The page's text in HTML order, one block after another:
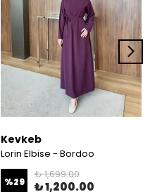
Kevkeb
Lorin Elbise - Bordoo
%29
₺ 1,699.00
₺ 1,200.00